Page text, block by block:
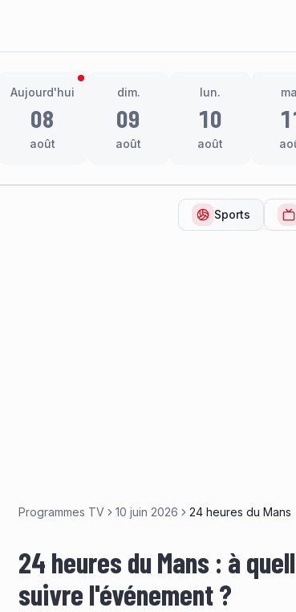
Aujourd'hui
08
août
dim.
09
août
lun.
10
août
Sports
Programmes TV 10 juin 2026 24 heures du Mans
24 heures du Mans : à
suivre l'événement ?